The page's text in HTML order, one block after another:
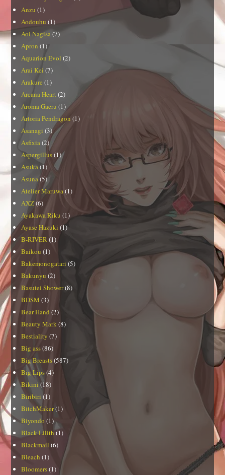
Anzu (1)
Aodouhu (1)
Aoi Nagisa(7)
Apron (1)
Aquarion Evol (2)
Arai Kei (7)
Arakure (1)
Arcana Heart (2)
Aroma Gaeru (1)
Artoria Pendragon(1)
Asanagi (3)
Asfixia(2)
Aspergillus(1)
Asuka(1)
Asuna(5)
Atelier Maruwa(1)
AXZ(6)
Ayakawa Riku (1)
Ayase Hazuki (1)
B-RIVER(1)
Baikou (1)
Bakemonogatari (5)
Bakunyu (2)
Basutei Shower(8)
BDSM (3)
Bear Hand (2)
Beauty Mark (8)
Bestiality (7)
Big ass(86)
Big Breasts(587)
Big Lips(4)
Bikini(18)
Biribiri (1)
BitchMaker(1)
Biyondo (1)
Black Lilith(1)
Blackmail (6)
Bleach (1)
Bloomers(1)